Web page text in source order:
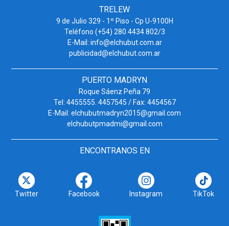
TRELEW
9 de Julio 329 - 1º Piso - Cp U-9100H
Teléfono (+54) 280 4434 802/3
E-Mail: info@elchubut.com.ar
publicidad@elchubut.com.ar
PUERTO MADRYN
Roque Sáenz Peña 79
Tel: 4455555. 4457545 / Fax: 4454567
E-Mail: elchubutmadryn2015@gmail.com
elchubutpmadmi@gmail.com
ENCONTRANOS EN
Twitter Facebook Instagram TikTok